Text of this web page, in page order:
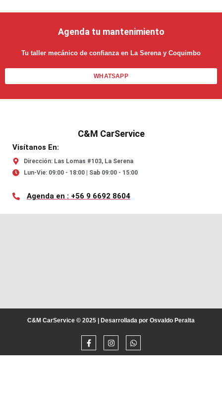
Agenda tu mantenimiento
Tu taller mecánico de confianza en La Serena y Coquimbo
WHATSAPP
C&M CarService
Visítanos En:
Dirección: Las Lomas #103, La Serena
Lun-Vie: 09:00 - 18:00 | Sab 09:00 - 15:00
Agenda en : +56 9 6692 8604
C&M CarService © 2025 | Desarrollada por Osvaldo Peralta